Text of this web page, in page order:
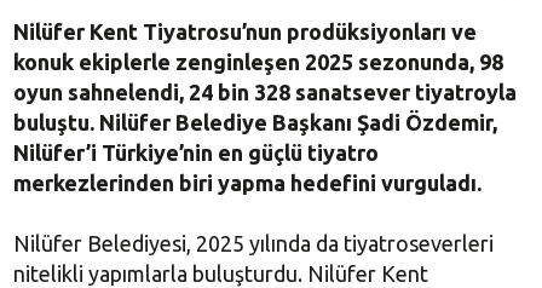
Nilüfer Kent Tiyatrosu’nun prodüksiyonları ve
konuk ekiplerle zenginleşen 2025 sezonunda, 98
oyun sahnelendi, 24 bin 328 sanatsever tiyatroyla
buluştu. Nilüfer Belediye Başkanı Şadi Özdemir,
Nilüfer’i Türkiye’nin en güçlü tiyatro
merkezlerinden biri yapma hedefini vurguladı.
Nilüfer Belediyesi, 2025 yılında da tiyatroseverleri
nitelikli yapımlarla buluşturdu. Nilüfer Kent